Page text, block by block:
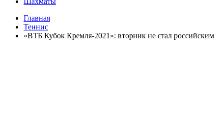
Главная
Теннис
«ВТБ Кубок Кремля-2021»: вторник не стал российским